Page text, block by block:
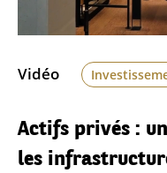
Vidéo
Actifs privés :
les